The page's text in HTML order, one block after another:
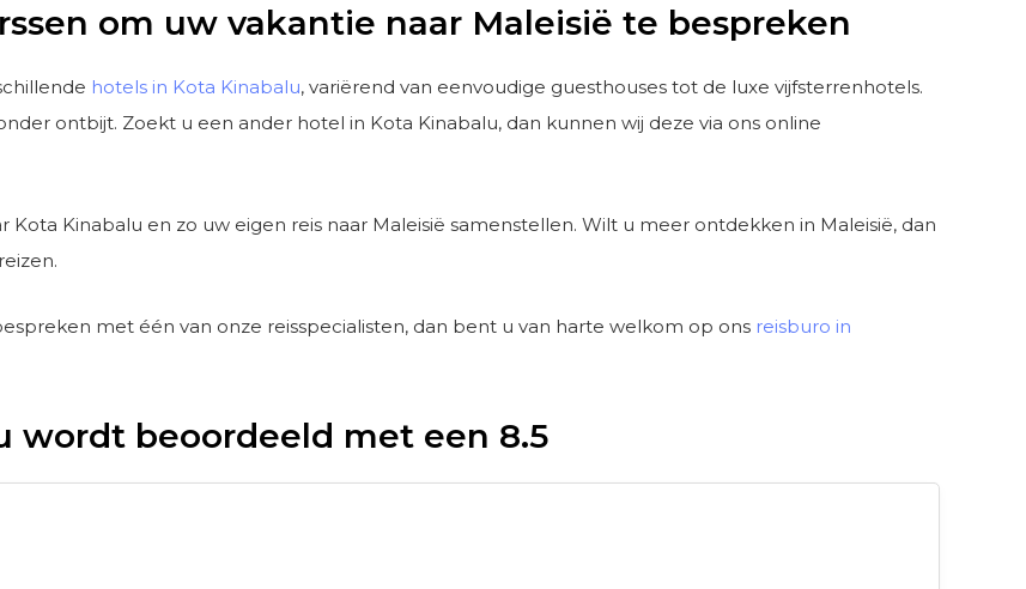
om uw vakantie naar Maleisië te bespreken
hotels in Kota Kinabalu, variërend van eenvoudige guesthouses tot de luxe vijfsterrenhotels.
ontbijt. Zoekt u een ander hotel in Kota Kinabalu, dan kunnen wij deze via ons online
Kinabalu en zo uw eigen reis naar Maleisië samenstellen. Wilt u meer ontdekken in Maleisië, dan
met één van onze reisspecialisten, dan bent u van harte welkom op ons reisburo in
wordt beoordeeld met een 8.5